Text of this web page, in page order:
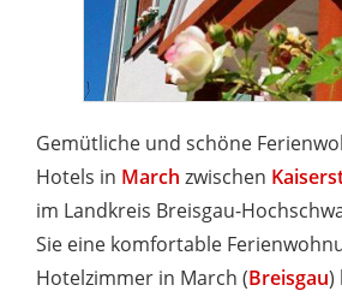
Gemütliche und schöne
Hotels in March zwischen
im Landkreis Breisgau-
Sie eine komfortable
Hotelzimmer in March (Breisgau)